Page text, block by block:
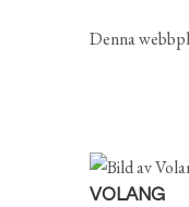
Denna
VOLANG